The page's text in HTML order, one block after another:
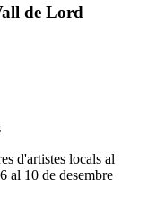
de Lord
d'artistes locals al
al 10 de desembre